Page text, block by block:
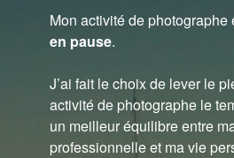
Mon activité de photographe
en pause.
J’ai fait le choix de lever le
activité de photographe le
un meilleur équilibre entre
professionnelle et ma vie